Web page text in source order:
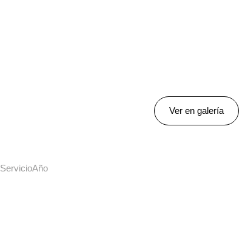
Ver en galería
ServicioAño